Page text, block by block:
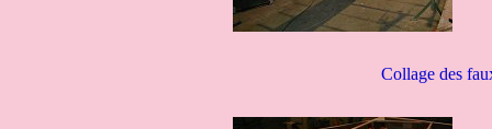
Collage des